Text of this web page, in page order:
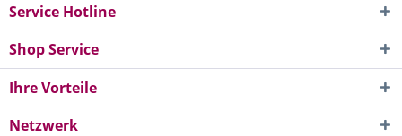
Service Hotline
Shop Service
Ihre Vorteile
Netzwerk